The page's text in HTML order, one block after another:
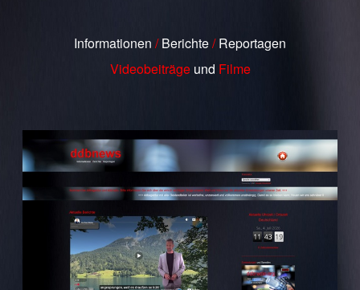
Informationen /Berichte/Reportagen
Videobeiträge und Filme